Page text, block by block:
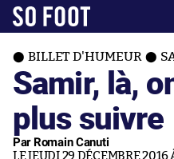
BILLET D'HUMEUR
Samir, là,
plus suivre
Par Romain Canuti
LE JEUDI 29 DÉCEMBRE 2016